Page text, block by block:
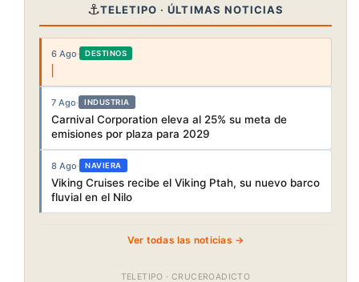
⚓TELETIPO · ÚLTIMAS NOTICIAS
6 Ago· DESTINOS
7 Ago· INDUSTRIA
Carnival Corporation eleva al 25% su meta de
emisiones por plaza para 2029
8 Ago· NAVIERA
Viking Cruises recibe el Viking Ptah, su nuevo barco
fluvial en el Nilo
Ver todas las noticias →
TELETIPO · CRUCEROADICTO